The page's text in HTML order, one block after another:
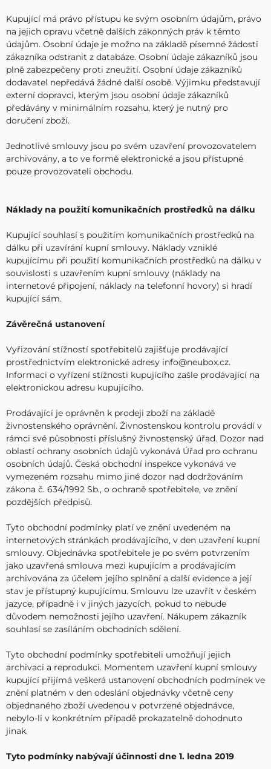
Kupující má právo přístupu ke svým osobním údajům, právo
na jejich opravu včetně dalších zákonných práv k těmto
údajům. Osobní údaje je možno na základě písemné žádosti
zákazníka odstranit z databáze. Osobní údaje zákazníků jsou
plně zabezpečeny proti zneužití. Osobní údaje zákazníků
dodavatel nepředává žádné další osobě. Výjimku představují
externí dopravci, kterým jsou osobní údaje zákazníků
předávány v minimálním rozsahu, který je nutný pro
doručení zboží.
Jednotlivé smlouvy jsou po svém uzavření provozovatelem
archivovány, a to ve formě elektronické a jsou přístupné
pouze provozovateli obchodu.
Náklady na použití komunikačních prostředků na dálku
Kupující souhlasí s použitím komunikačních prostředků na
dálku při uzavírání kupní smlouvy. Náklady vzniklé
kupujícímu při použití komunikačních prostředků na dálku v
souvislosti s uzavřením kupní smlouvy (náklady na
internetové připojení, náklady na telefonní hovory) si hradí
kupující sám.
Závěrečná ustanovení
Vyřizování stížností spotřebitelů zajišťuje prodávající
prostřednictvím elektronické adresy info@neubox.cz.
Informaci o vyřízení stížnosti kupujícího zašle prodávající na
elektronickou adresu kupujícího.
Prodávající je oprávněn k prodeji zboží na základě
živnostenského oprávnění. Živnostenskou kontrolu provádí v
rámci své působnosti příslušný živnostenský úřad. Dozor nad
oblastí ochrany osobních údajů vykonává Úřad pro ochranu
osobních údajů. Česká obchodní inspekce vykonává ve
vymezeném rozsahu mimo jiné dozor nad dodržováním
zákona č. 634/1992 Sb., o ochraně spotřebitele, ve znění
pozdějších předpisů.
Tyto obchodní podmínky platí ve znění uvedeném na
internetových stránkách prodávajícího, v den uzavření kupní
smlouvy. Objednávka spotřebitele je po svém potvrzením
jako uzavřená smlouva mezi kupujícím a prodávajícím
archivována za účelem jejího splnění a další evidence a její
stav je přístupný kupujícímu. Smlouvu lze uzavřít v českém
jazyce, případně i v jiných jazycích, pokud to nebude
důvodem nemožnosti jejího uzavření. Nákupem zákazník
souhlasí se zasíláním obchodních sdělení.
Tyto obchodní podmínky spotřebiteli umožňují jejich
archivaci a reprodukci. Momentem uzavření kupní smlouvy
kupující přijímá veškerá ustanovení obchodních podmínek ve
znění platném v den odeslání objednávky včetně ceny
objednaného zboží uvedenou v potvrzené objednávce,
nebylo-li v konkrétním případě prokazatelně dohodnuto
jinak.
Tyto podmínky nabývají účinnosti dne 1. ledna 2019